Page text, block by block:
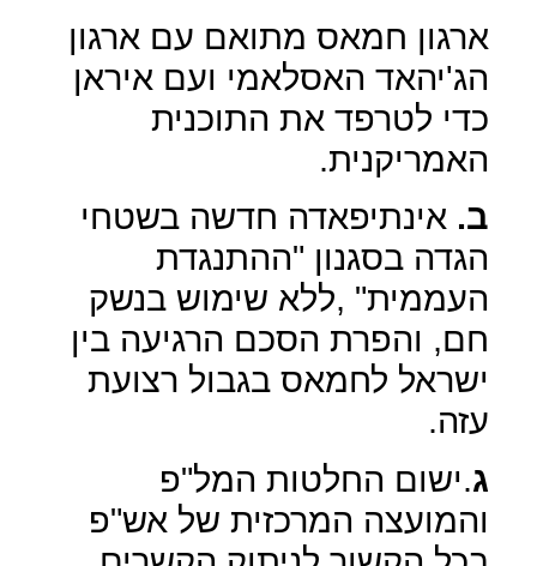
ארגון חמאס מתואם עם ארגון
הג'יהאד האסלאמי ועם איראן
כדי לטרפד את התוכנית
האמריקנית.
ב. אינתיפאדה חדשה בשטחי
הגדה בסגנון "ההתנגדת
העממית" ,ללא שימוש בנשק
חם, והפרת הסכם הרגיעה בין
ישראל לחמאס בגבול רצועת
עזה.
ג.ישום החלטות המל"פ
והמועצה המרכזית של אש"פ